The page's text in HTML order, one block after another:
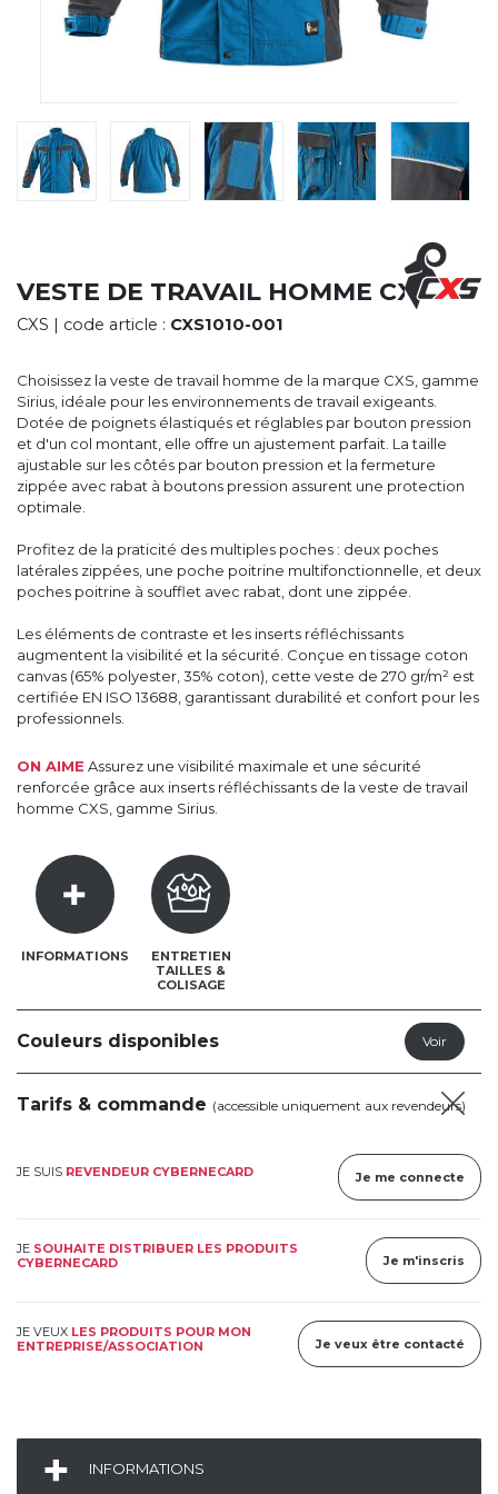
LA SOCIÉTÉ
MARQUES & CERTIFICATS
TECHNIQUES MARQUAGE
VESTE DE TRAVAIL HOMME CXS
CXS | code article : CXS1010-001
Choisissez la veste de travail homme de la marque CXS, gamme
Sirius, idéale pour les environnements de travail exigeants.
Dotée de poignets élastiqués et réglables par bouton pression
et d'un col montant, elle offre un ajustement parfait. La taille
ajustable sur les côtés par bouton pression et la fermeture
zippée avec rabat à boutons pression assurent une protection
optimale.
Profitez de la praticité des multiples poches : deux poches
latérales zippées, une poche poitrine multifonctionnelle, et deux
poches poitrine à soufflet avec rabat, dont une zippée.
Les éléments de contraste et les inserts réfléchissants
augmentent la visibilité et la sécurité. Conçue en tissage coton
canvas (65% polyester, 35% coton), cette veste de 270 gr/m² est
certifiée EN ISO 13688, garantissant durabilité et confort pour les
professionnels.
ON AIME Assurez une visibilité maximale et une sécurité
renforcée grâce aux inserts réfléchissants de la veste de travail
homme CXS, gamme Sirius.
INFORMATIONS
ENTRETIEN
TAILLES &
COLISAGE
Couleurs disponibles
Tarifs & commande (accessible uniquement aux revendeurs)
JE SUIS REVENDEUR CYBERNECARD Je me connecte
JE SOUHAITE DISTRIBUER LES PRODUITS
CYBERNECARD
Je m'inscris
JE VEUX LES PRODUITS POUR MON
ENTREPRISE/ASSOCIATION
Je veux être contacté
INFORMATIONS